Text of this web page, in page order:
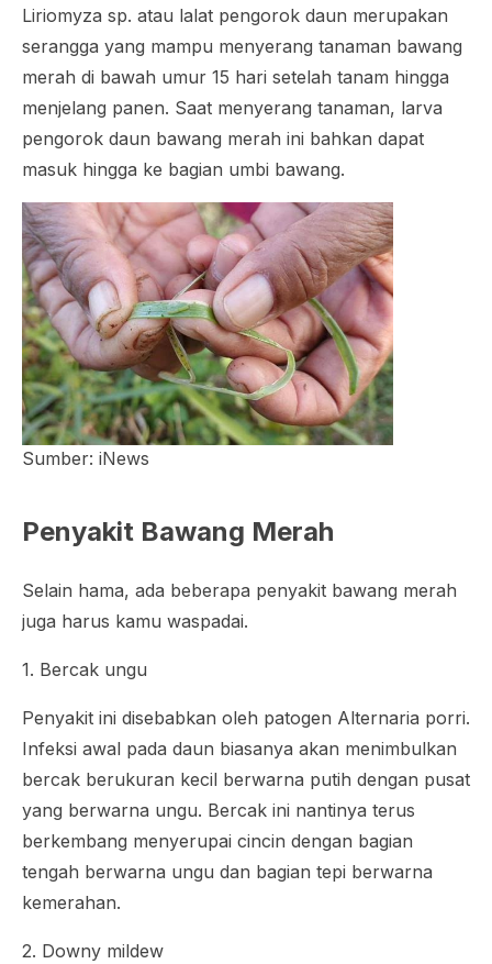
Liriomyza sp. atau lalat pengorok daun merupakan
serangga yang mampu menyerang tanaman bawang
merah di bawah umur 15 hari setelah tanam hingga
menjelang panen. Saat menyerang tanaman, larva
pengorok daun bawang merah ini bahkan dapat
masuk hingga ke bagian umbi bawang.
Sumber: iNews
Penyakit Bawang Merah
Selain hama, ada beberapa penyakit bawang merah
juga harus kamu waspadai.
1. Bercak ungu
Penyakit ini disebabkan oleh patogen Alternaria porri.
Infeksi awal pada daun biasanya akan menimbulkan
bercak berukuran kecil berwarna putih dengan pusat
yang berwarna ungu. Bercak ini nantinya terus
berkembang menyerupai cincin dengan bagian
tengah berwarna ungu dan bagian tepi berwarna
kemerahan.
2. Downy mildew